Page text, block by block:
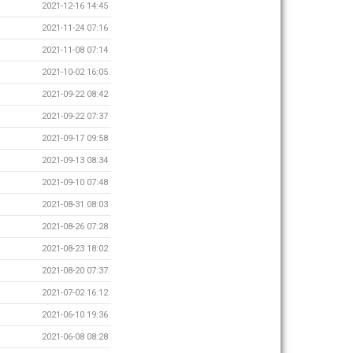
2021-12-16 14:45
2021-11-24 07:16
2021-11-08 07:14
2021-10-02 16:05
2021-09-22 08:42
2021-09-22 07:37
2021-09-17 09:58
2021-09-13 08:34
2021-09-10 07:48
2021-08-31 08:03
2021-08-26 07:28
2021-08-23 18:02
2021-08-20 07:37
2021-07-02 16:12
2021-06-10 19:36
2021-06-08 08:28